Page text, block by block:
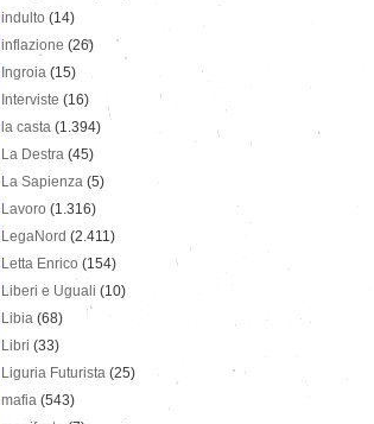
indulto (14)
inflazione (26)
Ingroia (15)
Interviste (16)
la casta (1.394)
La Destra (45)
La Sapienza (5)
Lavoro (1.316)
LegaNord (2.411)
Letta Enrico (154)
Liberi e Uguali (10)
Libia (68)
Libri (33)
Liguria Futurista (25)
mafia (543)